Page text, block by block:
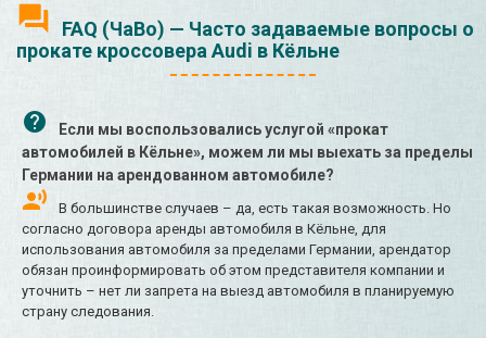
FAQ (ЧаВо) — Часто задаваемые вопросы о
прокате кроссовера Audi в Кёльне
Если мы воспользовались услугой «прокат
автомобилей в Кёльне», можем ли мы выехать за пределы
Германии на арендованном автомобиле?
В большинстве случаев – да, есть такая возможность. Но
согласно договора аренды автомобиля в Кёльне, для
использования автомобиля за пределами Германии, арендатор
обязан проинформировать об этом представителя компании и
уточнить – нет ли запрета на выезд автомобиля в планируемую
страну следования.